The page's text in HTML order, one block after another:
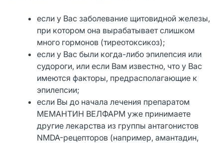
если у Вас заболевание щитовидной железы,
при котором она вырабатывает слишком
много гормонов (тиреотоксикоз);
если у Вас были когда-либо эпилепсия или
судороги, или если Вам известно, что у Вас
имеются факторы, предрасполагающие к
эпилепсии;
если Вы до начала лечения препаратом
МЕМАНТИН ВЕЛФАРМ уже принимаете
другие лекарства из группы антагонистов
NMDA-рецепторов (например, амантадин,